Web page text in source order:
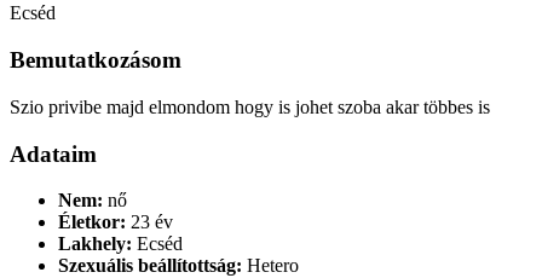
Ecséd
Bemutatkozásom
Szio privibe majd elmondom hogy is johet szoba akar többes is
Adataim
Nem: nő
Életkor: 23 év
Lakhely: Ecséd
Szexuális beállítottság: Hetero